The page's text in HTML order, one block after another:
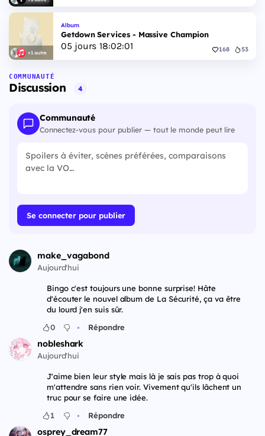
+1 autre
Album
Getdown Services - Massive Champion
05 jours 18:02:00 168 53
COMMUNAUTÉ
Discussion 4
Communauté
Connectez-vous pour publier — tout le monde peut lire
Se connecter pour publier
make_vagabond
Aujourd'hui
Bingo c'est toujours une bonne surprise! Hâte
d'écouter le nouvel album de La Sécurité, ça va être
du lourd j'en suis sûr.
0
• Répondre
nobleshark
Aujourd'hui
J'aime bien leur style mais là je sais pas trop à quoi
m'attendre sans rien voir. Vivement qu'ils lâchent un
truc pour se faire une idée.
1
• Répondre
osprey_dream77